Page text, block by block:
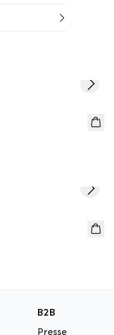
Next
Next
B2B
Presse